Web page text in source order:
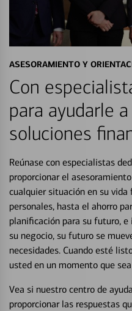
ASESORAMIENTO Y
Con
para ayudarle
soluciones
Reúnase con especialistas
proporcionar el
cualquier situación en su vida
personales, hasta el ahorro
planificación para su futuro,
su negocio, su futuro se
necesidades. Cuando esté
usted en un momento que
Vea si nuestro centro de
proporcionar las respuestas